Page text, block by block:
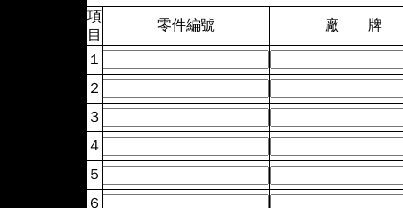
項
目
零件編號 廠 牌
１
２
３
４
５
６